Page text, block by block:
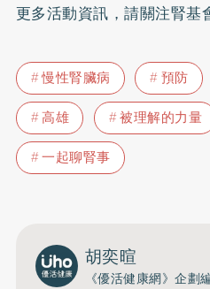
更多活動資訊，請關注腎基
慢性腎臟病 預防
高雄
被理解的力量
一起聊腎事
胡奕暄
《優活健康網》企劃